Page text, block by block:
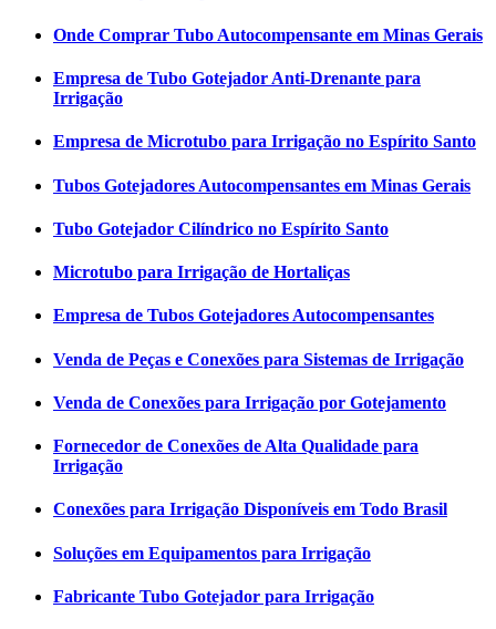
Onde Comprar Tubo Autocompensante em Minas Gerais
Empresa de Tubo Gotejador Anti-Drenante para
Irrigação
Empresa de Microtubo para Irrigação no Espírito Santo
Tubos Gotejadores Autocompensantes em Minas Gerais
Tubo Gotejador Cilíndrico no Espírito Santo
Microtubo para Irrigação de Hortaliças
Empresa de Tubos Gotejadores Autocompensantes
Venda de Peças e Conexões para Sistemas de Irrigação
Venda de Conexões para Irrigação por Gotejamento
Fornecedor de Conexões de Alta Qualidade para
Irrigação
Conexões para Irrigação Disponíveis em Todo Brasil
Soluções em Equipamentos para Irrigação
Fabricante Tubo Gotejador para Irrigação